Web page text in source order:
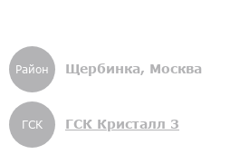
Район Щербинка, Москва
ГСК ГСК Кристалл 3